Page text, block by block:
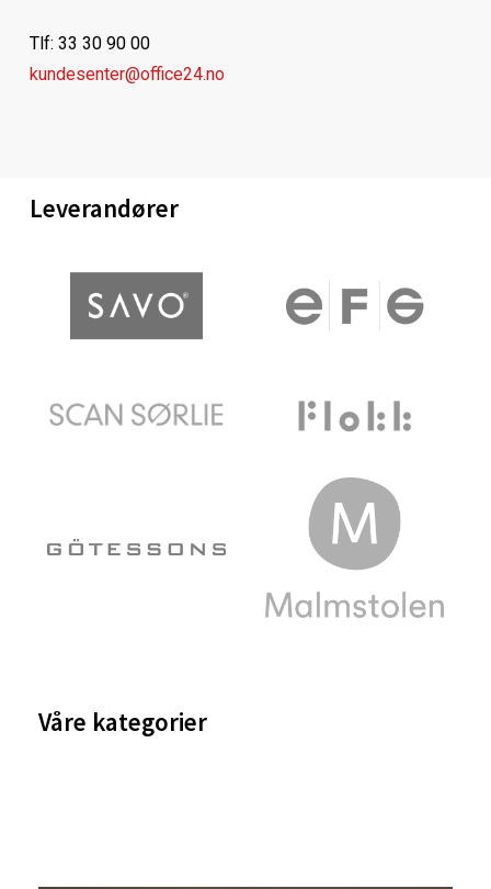
Tlf: 33 30 90 00
kundesenter@office24.no
Leverandører
Våre kategorier